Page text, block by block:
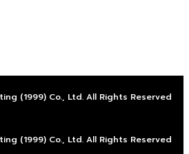
(1999) Co., Ltd. All Rights Reserved
(1999) Co., Ltd. All Rights Reserved